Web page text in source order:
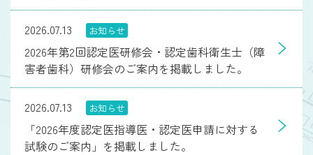
2026.07.13 お知らせ
2026年第2回認定医研修会・認定歯科衛生士（障
害者歯科）研修会のご案内を掲載しました。
2026.07.13 お知らせ
「2026年度認定医指導医・認定医申請に対する
試験のご案内」を掲載しました。